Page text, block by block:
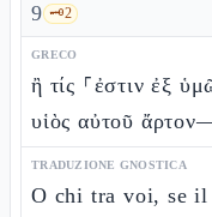
9 🗝️2
GRECO
ἢ τίς ⸀ἐστιν ἐξ
υἱὸς αὐτοῦ
TRADUZIONE GNOSTICA
O chi tra voi, se